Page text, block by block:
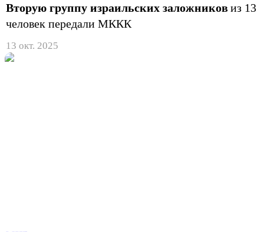
Вторую группу израильских заложниковиз 13
человек передали МККК
13 окт. 2025